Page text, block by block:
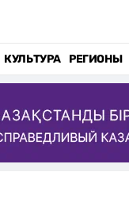
КУЛЬТУРА РЕГИОНЫ